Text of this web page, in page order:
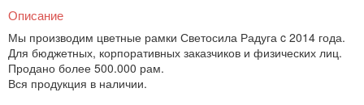
Описание
Мы производим цветные рамки Светосила Радуга c 2014 года.
Для бюджетных, корпоративных заказчиков и физических лиц.
Продано более 500.000 рам.
Вся продукция в наличии.